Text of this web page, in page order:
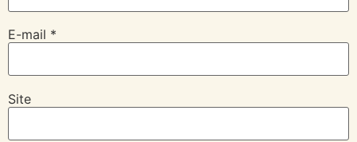
E-mail *
Site